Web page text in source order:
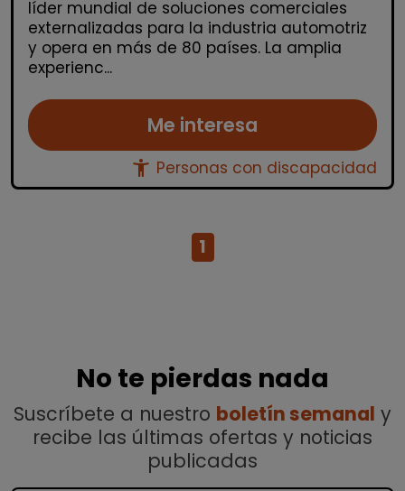
líder mundial de soluciones comerciales
externalizadas para la industria automotriz
y opera en más de 80 países. La amplia
experienc...
Me interesa
accessibility_new Personas con discapacidad
1
No te pierdas nada
Suscríbete a nuestro boletín semanal y
recibe las últimas ofertas y noticias
publicadas